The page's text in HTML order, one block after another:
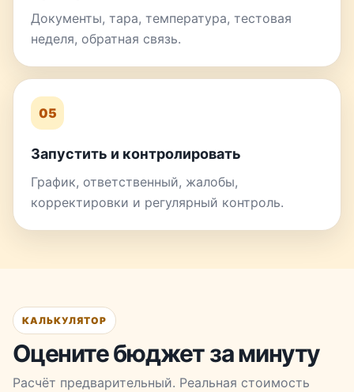
Документы, тара, температура, тестовая
неделя, обратная связь.
05
Запустить и контролировать
График, ответственный, жалобы,
корректировки и регулярный контроль.
КАЛЬКУЛЯТОР
Оцените бюджет за минуту
Расчёт предварительный. Реальная стоимость